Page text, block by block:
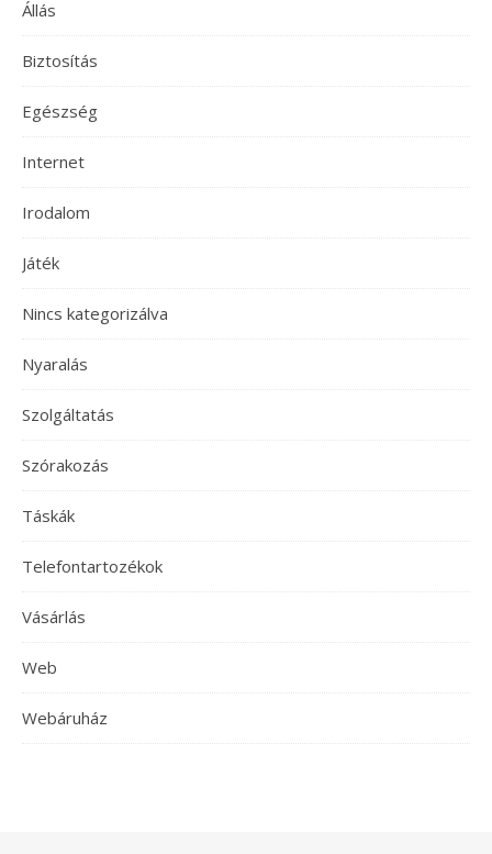
Állás
Biztosítás
Egészség
Internet
Irodalom
Játék
Nincs kategorizálva
Nyaralás
Szolgáltatás
Szórakozás
Táskák
Telefontartozékok
Vásárlás
Web
Webáruház